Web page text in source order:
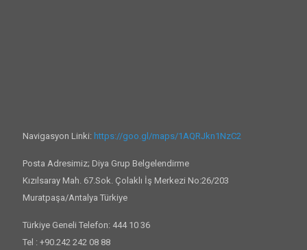
Navigasyon Linki: https://goo.gl/maps/1AQRJkn1NzC2
Posta Adresimiz; Diya Grup Belgelendirme
Kızılsaray Mah. 67.Sok. Çolaklı İş Merkezi No:26/203
Muratpaşa/Antalya Türkiye
Türkiye Geneli Telefon: 444 10 36
Tel : +90.242 242 08 88